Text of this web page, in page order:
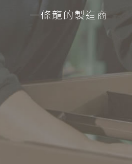
一條龍的製造商